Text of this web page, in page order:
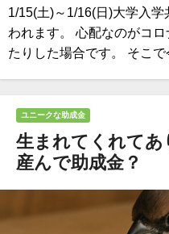
1/15(土)～1/16(日)大学入
われます。 心配なのがコ
たりした場合です。 そこ
ユニークな助成金
生まれてくれて
産んで助成金？